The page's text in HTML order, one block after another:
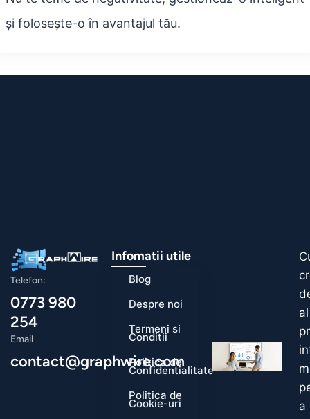
și folosește-o în avantajul tău.
Telefon:
0773 980
254
Email
contact@graphwire.com
Infomatii utile
Blog
Despre noi
Termeni si
Conditii
Politica de
Confidentialitate
Politica de
Cookie-uri
a